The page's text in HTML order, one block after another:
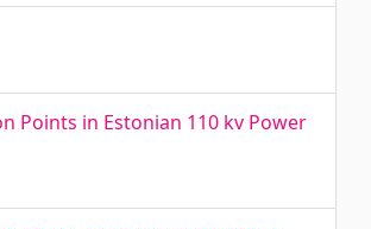
Points in Estonian 110 kv Power